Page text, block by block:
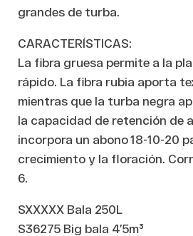
grandes de turba.
CARACTERÍSTICAS:
La fibra gruesa permite a la
rápido. La fibra rubia aporta
mientras que la turba negra
la capacidad de retención de
incorpora un abono 18-10-20
crecimiento y la floración.
6.
SXXXXX Bala 250L
S36275 Big bala 4’5m³